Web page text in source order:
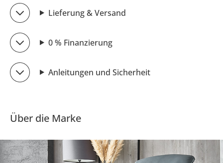
Lieferung & Versand
0 % Finanzierung
Anleitungen und Sicherheit
Über die Marke